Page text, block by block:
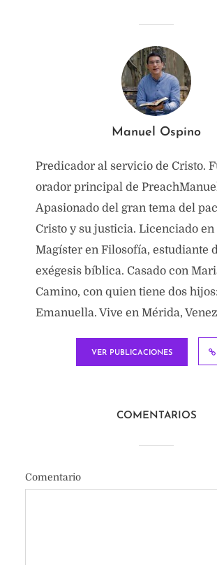
Manuel Ospino
Predicador al servicio de Cristo.
orador principal de
Apasionado del gran tema del
Cristo y su justicia. Licenciado en
Magíster en Filosofía, estudiante
exégesis bíblica. Casado con
Camino, con quien tiene dos
Emanuella. Vive en Mérida,
VER PUBLICACIONES
COMENTARIOS
Comentario